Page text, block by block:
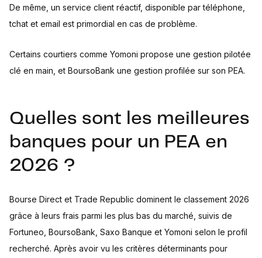
De même, un service client réactif, disponible par téléphone,
tchat et email est primordial en cas de problème.
Certains courtiers comme Yomoni propose une gestion pilotée
clé en main, et BoursoBank une gestion profilée sur son PEA.
Quelles sont les meilleures
banques pour un PEA en
2026 ?
Bourse Direct et Trade Republic dominent le classement 2026
grâce à leurs frais parmi les plus bas du marché, suivis de
Fortuneo, BoursoBank, Saxo Banque et Yomoni selon le profil
recherché. Après avoir vu les critères déterminants pour